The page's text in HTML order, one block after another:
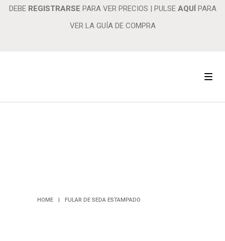
DEBE REGISTRARSE PARA VER PRECIOS | PULSE AQUÍ PARA
VER LA GUÍA DE COMPRA
HOME | FULAR DE SEDA ESTAMPADO